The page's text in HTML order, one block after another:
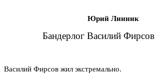
Юрий Линник
Бандерлог Василий Фирсов
Василий Фирсов жил экстремально.